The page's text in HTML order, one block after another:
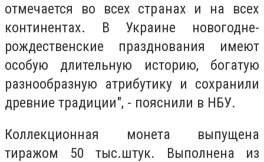
отмечается во всех странах и на всех
континентах. В Украине новогодне-
рождественские празднования имеют
особую длительную историю, богатую
разнообразную атрибутику и сохранили
древние традиции", - пояснили в НБУ.
Коллекционная монета выпущена
тиражом 50 тыс.штук. Выполнена из